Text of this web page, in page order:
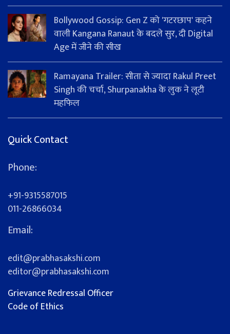
Bollywood Gossip: Gen Z को 'गटरछाप' कहने
वाली Kangana Ranaut के बदले सुर, दी Digital
Age में जीने की सीख
Ramayana Trailer: सीता से ज्यादा Rakul Preet
Singh की चर्चा, Shurpanakha के लुक ने लूटी
महफिल
Quick Contact
Phone:
+91-9315587015
011-26866034
Email:
edit@prabhasakshi.com
editor@prabhasakshi.com
Grievance Redressal Officer
Code of Ethics